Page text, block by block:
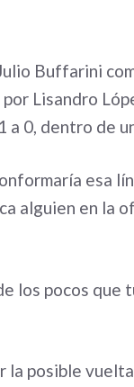
Buffarini
Lisandro
0, dentro de
esa
alguien en la
los pocos que
posible